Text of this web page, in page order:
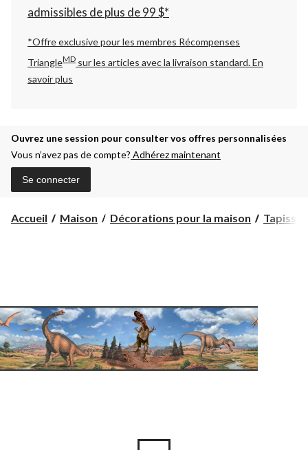
admissibles de plus de 99 $*
*Offre exclusive pour les membres Récompenses
TriangleMD sur les articles avec la livraison standard.En
savoir plus
Ouvrez une session pour consulter vos offres personnalisées
Vous n’avez pas de compte? Adhérez maintenant
Se connecter
Accueil Maison Décorations pour la maison